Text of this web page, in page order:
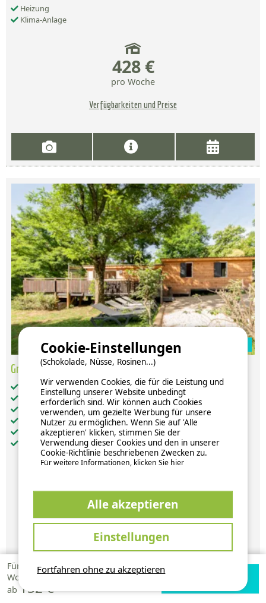
Für 1
Woche
ab 132 €
Verfügbarkeiten
Heizung
Klima-Anlage
428 €
pro Woche
Verfügbarkeiten und Preise
Zur Campingplatz Website
Grand Luxury Chalet 10 Personen
Gesamt-Wohnfläche (in m²): 64
Barrierefreier Zugang: nein
Haustiere: unter Vorbehalt akzeptiert
Küche: 1
Fernseher
Privater Whirlpool
Verfügbarkeiten und Preise
Fortfahren ohne zu akzeptieren
Cookie-Einstellungen
(Schokolade, Nüsse, Rosinen...)
Wir verwenden Cookies, die für die Leistung und
Einstellung unserer Website unbedingt
erforderlich sind. Wir können auch Cookies
verwenden, um gezielte Werbung für unsere
Nutzer zu ermöglichen. Wenn Sie auf 'Alle
akzeptieren' klicken, stimmen Sie der
Verwendung dieser Cookies und den in unserer
Cookie-Richtlinie beschriebenen Zwecken zu.
Für weitere Informationen, klicken Sie hier
Alle akzeptieren
Einstellungen